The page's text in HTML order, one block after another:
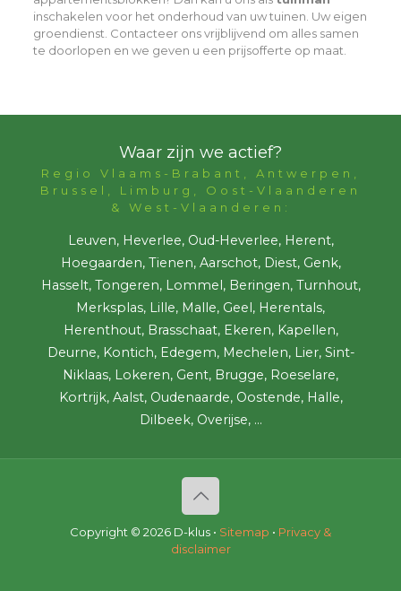
inschakelen voor het onderhoud van uw tuinen. Uw eigen
groendienst. Contacteer ons vrijblijvend om alles samen
te doorlopen en we geven u een prijsofferte op maat.
Waar zijn we actief?
Regio Vlaams-Brabant, Antwerpen,
Brussel, Limburg, Oost-Vlaanderen
& West-Vlaanderen:
Leuven, Heverlee, Oud-Heverlee, Herent,
Hoegaarden, Tienen, Aarschot, Diest, Genk,
Hasselt, Tongeren, Lommel, Beringen, Turnhout,
Merksplas, Lille, Malle, Geel, Herentals,
Herenthout, Brasschaat, Ekeren, Kapellen,
Deurne, Kontich, Edegem, Mechelen, Lier, Sint-
Niklaas, Lokeren, Gent, Brugge, Roeselare,
Kortrijk, Aalst, Oudenaarde, Oostende, Halle,
Dilbeek, Overijse, ...
Copyright © 2026 D-klus • Sitemap • Privacy &
disclaimer